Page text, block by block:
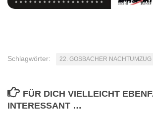
Schlagwörter: 22. GOSBACHER NACHTUMZUG
FÜR DICH VIELLEICHT
INTERESSANT …